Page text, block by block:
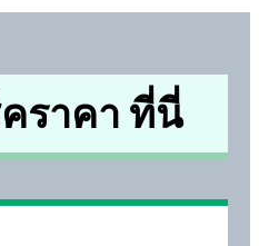
ราคา ที่นี่